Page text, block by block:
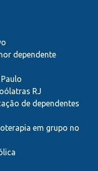
dependente
RJ
de dependentes
em grupo no